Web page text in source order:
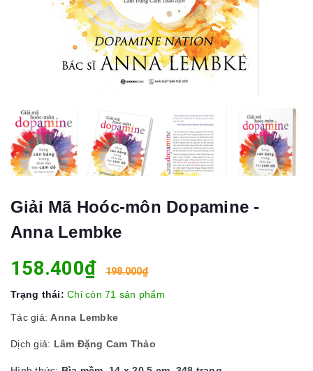
Giải Mã Hoóc-môn Dopamine -
Anna Lembke
158.400₫ 198.000₫
Trạng thái: Chỉ còn 71 sản phẩm
Tác giả:Anna Lembke
Dịch giả: Lâm Đặng Cam Thảo